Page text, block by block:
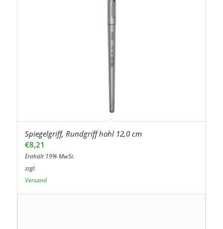
Spiegelgriff, Rundgriff hohl 12,0 cm
€8,21
Enthält 19% MwSt.
zzgl.
Versand